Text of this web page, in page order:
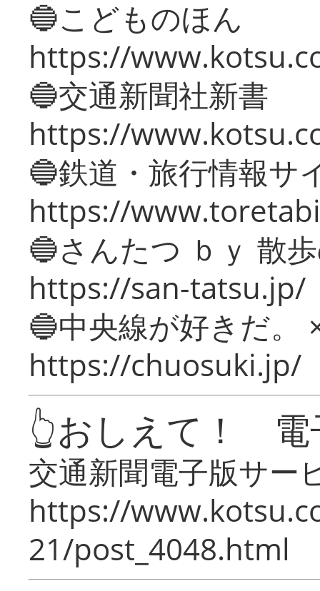
🔵こどものほん
https://
🔵交通新聞社新書
https://
🔵鉄道・旅行情報サ
https://
🔵さんたつ ｂｙ 散
https://san-tatsu.jp/
🔵中央線が好きだ。
https://chuosuki.jp/
👆おしえて！ 電
交通新聞電子版サー
https://
21/post_4048.html